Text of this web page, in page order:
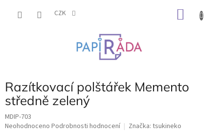
CZK
Razítkovací polštářek Memento
středně zelený
MDIP-703
Průměrné
Neohodnoceno Podrobnosti hodnocení Značka: tsukineko